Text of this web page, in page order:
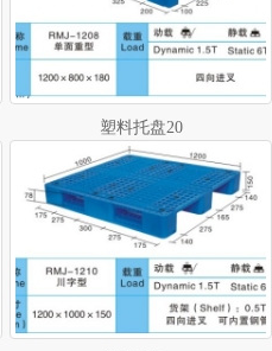
塑料托盘20